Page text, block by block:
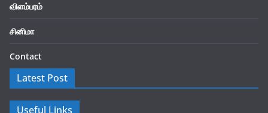
விளம்பரம்
சினிமா
Contact
Latest Post
Useful Links